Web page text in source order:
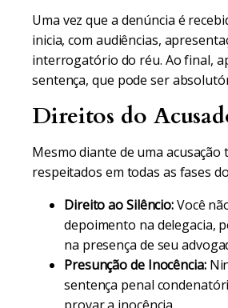
Uma vez que a denúncia é
inicia, com audiências,
interrogatório do réu. Ao final,
sentença, que pode ser
Direitos do
Mesmo diante de uma
respeitados em todas as fases
Direito ao Silêncio:Você
depoimento na delegacia,
na presença de seu
Presunção de Inocência:
sentença penal